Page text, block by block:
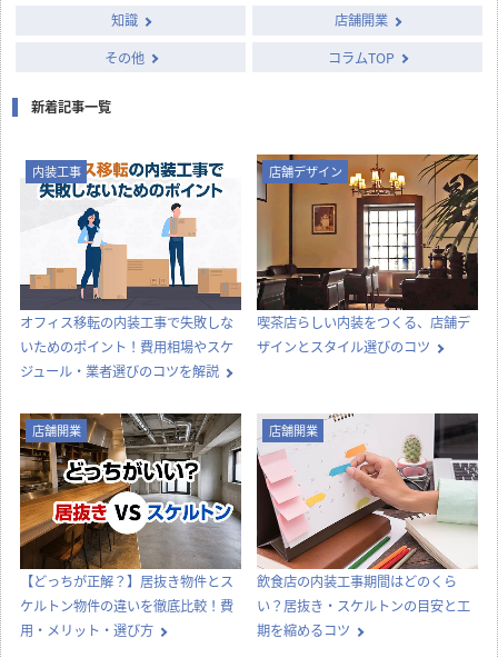
知識
店舗開業
その他
コラムTOP
新着記事一覧
内装工事
オフィス移転の内装工事で失敗しな
いためのポイント！費用相場やスケ
ジュール・業者選びのコツを解説
店舗デザイン
喫茶店らしい内装をつくる、店舗デ
ザインとスタイル選びのコツ
店舗開業
【どっちが正解？】居抜き物件とス
ケルトン物件の違いを徹底比較！費
用・メリット・選び方
店舗開業
飲食店の内装工事期間はどのくら
い？居抜き・スケルトンの目安と工
期を縮めるコツ